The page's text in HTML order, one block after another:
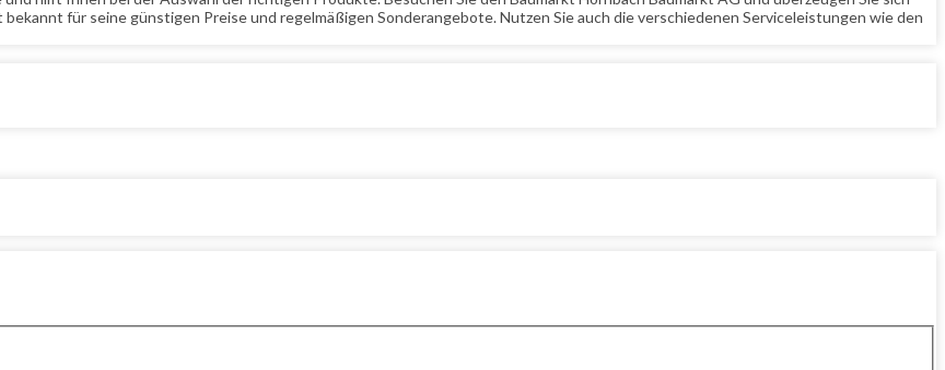
für seine günstigen Preise und regelmäßigen Sonderangebote. Nutzen Sie auch die verschiedenen Serviceleistungen wie den